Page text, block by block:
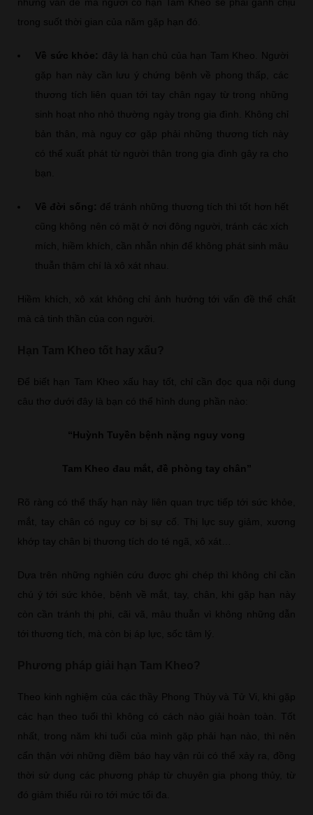
trong suốt thời gian của năm gặp hạn đó.
Về sức khỏe: đây là hạn chủ của hạn Tam Kheo. Người
gặp hạn này cần lưu ý chứng bệnh về phong thấp, các
thương tích liên quan tới tay chân ngay từ trong những
sinh hoạt nho nhỏ thường ngày trong gia đình. Không chỉ
bản thân, mà nguy cơ gặp phải những thương tích này
có thể xuất phát từ người thân trong gia đình gây ra cho
bạn.
Về đời sống: để tránh những thương tích thì tốt hơn hết
cũng không nên có mặt ở nơi đông người, tránh các xích
mích, hiềm khích, cần nhẫn nhịn để không phát sinh mâu
thuẫn thậm chí là xô xát nhau.
Hiềm khích, xô xát không chỉ ảnh hưởng tới vấn đề thể chất
mà cả tinh thần của con người.
Để biết hạn Tam Kheo xấu hay tốt, chỉ cần đọc qua nội dung
câu thơ dưới đây là bạn có thể hình dung phần nào:
“Huỳnh Tuyền bệnh nặng nguy vong
Tam Kheo đau mắt, đề phòng tay chân”
Rõ ràng có thể thấy hạn này liên quan trực tiếp tới sức khỏe,
mắt, tay chân có nguy cơ bị sự cố. Thị lực suy giảm, xương
khớp tay chân bị thương tích do té ngã, xô xát…
Dựa trên những nghiên cứu được ghi chép thì không chỉ cần
chú ý tới sức khỏe, bệnh về mắt, tay, chân, khi gặp hạn này
còn cần tránh thị phi, cãi vã, mâu thuẫn vì không những dẫn
tới thương tích, mà còn bị áp lực, sốc tâm lý.
Theo kinh nghiệm của các thầy Phong Thủy và Tử Vi, khi gặp
các hạn theo tuổi thì không có cách nào giải hoàn toàn. Tốt
nhất, trong năm khi tuổi của mình gặp phải hạn nào, thì nên
cẩn thận với những điềm báo hay vận rủi có thể xảy ra, đồng
thời sử dụng các phương pháp từ chuyên gia phong thủy, từ
đó giảm thiểu rủi ro tới mức tối đa.